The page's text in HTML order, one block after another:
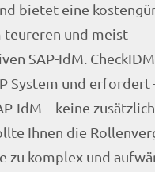
bietet eine
teureren und meist
SAP-IdM.
System und erfordert
IdM – keine
Ihnen die
zu komplex und